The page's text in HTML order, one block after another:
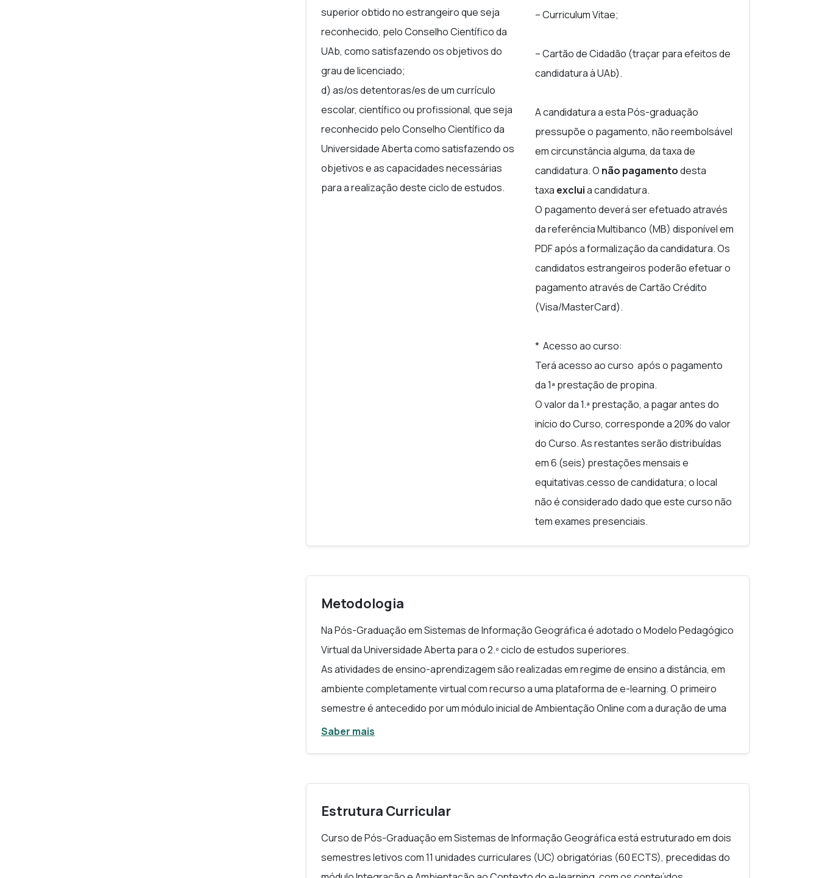
superior obtido no estrangeiro que seja
reconhecido, pelo Conselho Científico da
UAb, como satisfazendo os objetivos do
grau de licenciado;
d) as/os detentoras/es de um currículo
escolar, científico ou profissional, que seja
reconhecido pelo Conselho Científico da
Universidade Aberta como satisfazendo os
objetivos e as capacidades necessárias
para a realização deste ciclo de estudos.
–Curriculum Vitae;
– Cartão de Cidadão (traçar para efeitos de
candidatura à UAb).
A candidatura a esta Pós-graduação
pressupõe o pagamento, não reembolsável
em circunstância alguma, da taxa de
candidatura.O não pagamentodesta
taxa excluia candidatura.
O pagamento deverá ser efetuado através
da referência Multibanco (MB) disponível em
PDF após a formalização da candidatura. Os
candidatos estrangeiros poderão efetuar o
pagamento através de Cartão Crédito
(Visa/MasterCard).
* Acesso ao curso:
Terá acesso ao curso após o pagamento
da 1ª prestação de propina.
O valor da 1.ª prestação, a pagar antes do
início do Curso, corresponde a 20% do valor
do Curso. As restantes serão distribuídas
em 6 (seis) prestações mensais e
equitativas.cesso de candidatura; o local
não é considerado dado que este curso não
tem exames presenciais.
Metodologia
Na Pós-Graduação em Sistemas de Informação Geográfica é adotado o Modelo Pedagógico
Virtual da Universidade Aberta para o 2.º ciclo de estudos superiores.
As atividades de ensino-aprendizagem são realizadas em regime de ensino a distância, em
ambiente completamente virtual com recurso a uma plataforma de e-learning. O primeiro
semestre é antecedido por um módulo inicial de Ambientação Online com a duração de uma
semana, com o objetivo de permitir que as/os estudantes se familiarizem com o ambiente de
uma comunidade de aprendizagem virtual.
Saber mais
Estrutura Curricular
Curso de Pós-Graduação em Sistemas de Informação Geográfica está estruturado em dois
semestres letivos com 11 unidades curriculares (UC) obrigatórias (60 ECTS), precedidas do